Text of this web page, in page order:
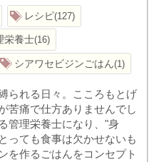
レシピ 127
栄養士 16
シアワセビジンごはん 1
られる日々。こころもとげ
苦痛で仕方ありませんでし
管理栄養士になり、"身
っても食事は欠かせないも
を作るごはんをコンセプト